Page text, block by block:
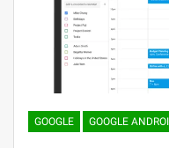
GOOGLE GOOGLE